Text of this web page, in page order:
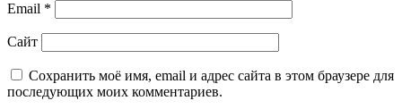
Email *
Сайт
Сохранить моё имя, email и адрес сайта в этом браузере для
последующих моих комментариев.